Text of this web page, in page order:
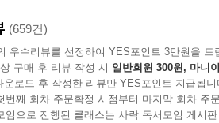
법칙의 힘은 잘못된 사례들을 생각해보
끌어당기는 셈이다. 누구라도 일이 계
하나에서 비롯된 것이다. 나쁜 생각 하
는 법칙
(659건)
우수리뷰를 선정하여 YES포인트 3만원을 드
구매 후 리뷰 작성 시 일반회원 300원, 마니
운로드 후 작성한 리뷰만 YES포인트 지급됩니
번째 회차 주문확정 시점부터 마지막 회차 주
임으로 진행된 클래스는 사락 독서모임 게시